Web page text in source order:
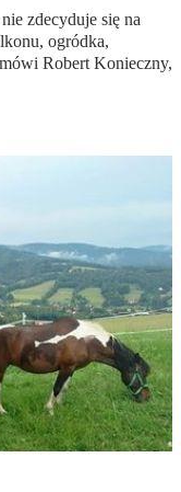
zdecyduje się na
ogródka,
Robert Konieczny,